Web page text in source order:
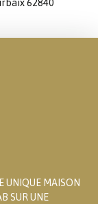
62840
UNIQUE MAISON
SUR UNE